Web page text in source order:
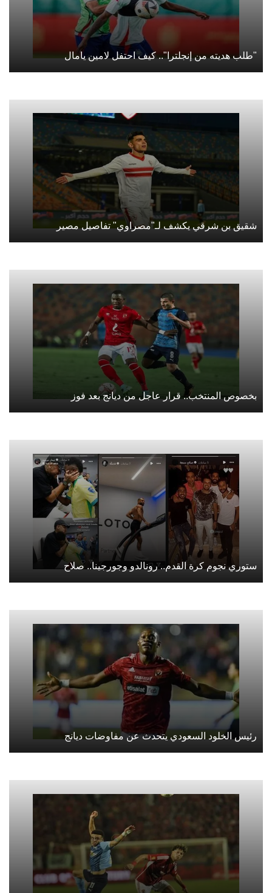
"طلب هديته من إنجلترا".. كيف احتفل لامين يامال
شقيق بن شرقي يكشف لـ"مصراوي" تفاصيل مصير
بخصوص المنتخب.. قرار عاجل من ديانج بعد فوز
ستوري نجوم كرة القدم.. رونالدو وجورجينا.. صلاح
رئيس الخلود السعودي يتحدث عن مفاوضات ديانج